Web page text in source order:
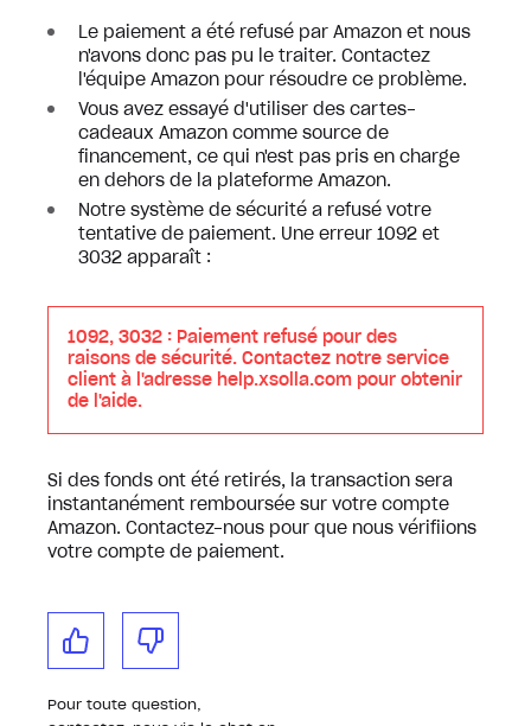
Le paiement a été refusé par Amazon et nous
n'avons donc pas pu le traiter. Contactez
l'équipe Amazon pour résoudre ce problème.
Vous avez essayé d'utiliser des cartes-
cadeaux Amazon comme source de
financement, ce qui n'est pas pris en charge
en dehors de la plateforme Amazon.
Notre système de sécurité a refusé votre
tentative de paiement. Une erreur 1092 et
3032 apparaît :
1092, 3032 : Paiement refusé pour des
raisons de sécurité. Contactez notre service
client à l'adresse help.xsolla.com pour obtenir
de l'aide.
Si des fonds ont été retirés, la transaction sera
instantanément remboursée sur votre compte
Amazon. Contactez-nous pour que nous vérifiions
votre compte de paiement.
Pour toute question,